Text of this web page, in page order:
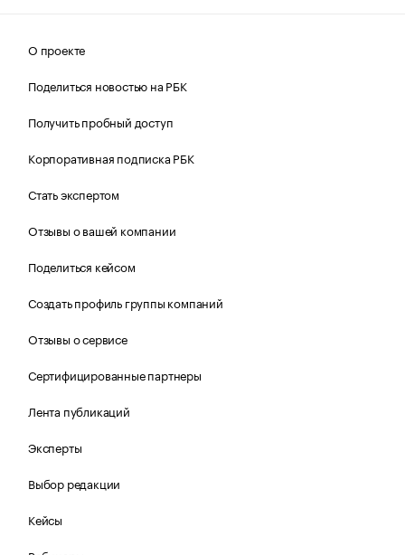
О проекте
Поделиться новостью на РБК
Получить пробный доступ
Корпоративная подписка РБК
Стать экспертом
Отзывы о вашей компании
Поделиться кейсом
Создать профиль группы компаний
Отзывы о сервисе
Сертифицированные партнеры
Лента публикаций
Эксперты
Выбор редакции
Кейсы